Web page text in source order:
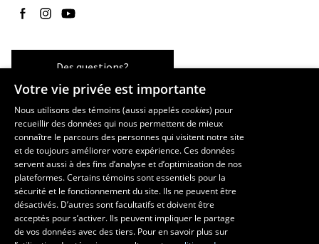
Suivez-nous sur Facebook
Suivez-nous sur Instagram
Suivez-nous sur YouTube
Des questions?
Les écoles et la recherche
École supérieure d’aménagement du territoire et de développement
régional
École d’architecture
École de design
Centre de recherche en aménagement et développement
Votre vie privée est importante
Nous utilisons des témoins (aussi appeléscookies) pour
recueillir des données qui nous permettent de mieux
connaître le parcours des personnes qui visitent notre site
et de toujours améliorer votre expérience. Ces données
servent aussi à des fins d’analyse et d’optimisation de nos
plateformes. Certains témoins sont essentiels pour la
sécurité et le fonctionnement du site. Ils ne peuvent être
désactivés. D’autres sont facultatifs et doivent être
acceptés pour s’activer. Ils peuvent impliquer le partage
de vos données avec des tiers. Pour en savoir plus sur